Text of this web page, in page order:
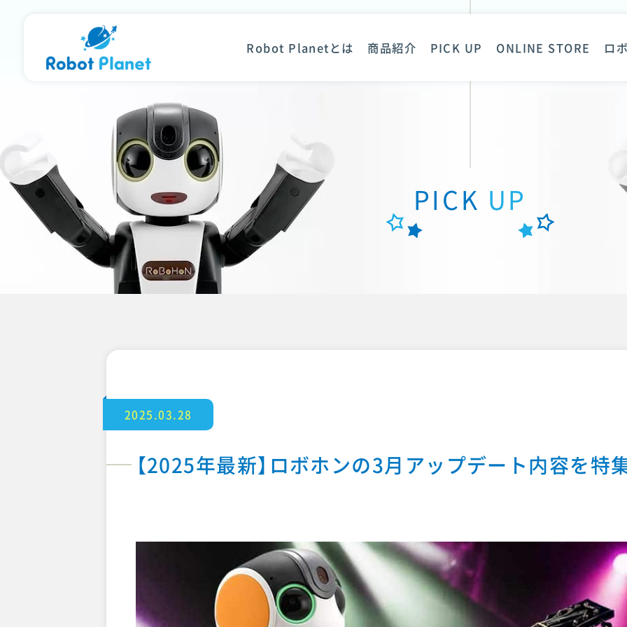
Robot Planetとは 商品紹介 PICK UP ONLINE STORE ロ
PICK UP
2025.03.28
【2025年最新】ロボホンの3月アップデート内容を特